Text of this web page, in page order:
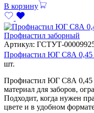
В корзину
Профнастил заборный
Артикул: ГСТУТ-
Профнастил ЮГ С8А 0,45
шт.
Профнастил ЮГ С8А 0,45
материал для заборов,
Подходит, когда нужен
цвете и в удобном